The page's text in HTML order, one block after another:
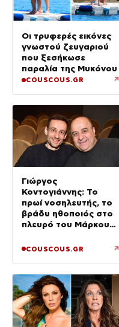
Οι τρυφερές εικόνες
γνωστού ζευγαριού
που ξεσήκωσε
παραλία της Μυκόνου
COUSCOUS.GR ↗
Γιώργος
Κοντογιάννης: Το
πρωί νοσηλευτής, το
βράδυ ηθοποιός στο
πλευρό του Μάρκου
COUSCOUS.GR ↗